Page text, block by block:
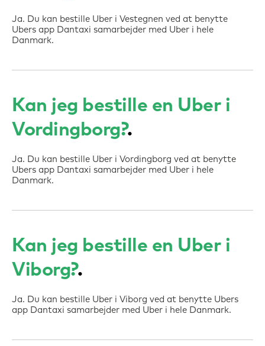
Ja. Du kan bestille Uber i Vestegnen ved at benytte
Ubers app Dantaxi samarbejder med Uber i hele
Danmark.
Kan jeg bestille en Uber i
Vordingborg?
Ja. Du kan bestille Uber i Vordingborg ved at benytte
Ubers app Dantaxi samarbejder med Uber i hele
Danmark.
Kan jeg bestille en Uber i
Viborg?
Ja. Du kan bestille Uber i Viborg ved at benytte Ubers
app Dantaxi samarbejder med Uber i hele Danmark.